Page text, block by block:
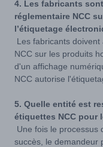
4. Les fabricants
réglementaire NCC
l’étiquetage
Les fabricants
NCC sur les produits
d'un affichage
NCC autorise
5. Quelle entité est
étiquettes NCC pour
Une fois le processus
succès, le demandeur